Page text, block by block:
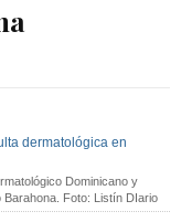
Dominicano y
Foto: Listín DIario